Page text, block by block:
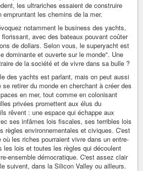
les ultrariches essaient de construire
empruntant les chemins de la mer.
notamment le business des yachts,
avec des bateaux pouvant coûter
de dollars. Selon vous, le superyacht est
dominante et ouverte sur le monde". Une
de la société et de vivre dans sa bulle ?
des yachts est parlant, mais on peut aussi
retirer du monde en cherchant à créer des
en mer, tout comme en colonisant
privées promettent aux élus du
rêvent : une espace qui échappe aux
ses infâmes lois fiscales, ses terribles lois
règles environnementales et civiques. C'est
les riches pourraient vivre dans un entre-
les lois et toutes les règles qui découlent
ensemble démocratique. C'est assez clair
suivent, dans la Silicon Valley ou ailleurs.